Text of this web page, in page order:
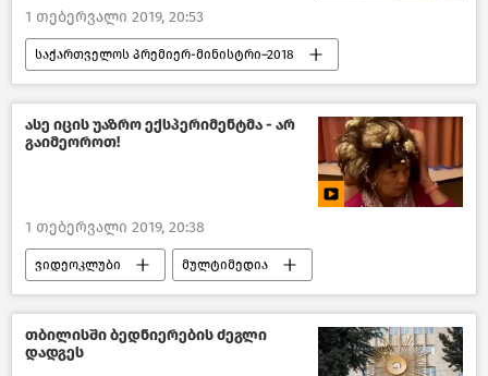
1 თებერვალი 2019, 20:53
საქართველოს პრემიერ-მინისტრი–2018
პოლიტიკა
საქართველო კორუფციის წინააღმდეგ
საქართველო
ასე იცის უაზრო ექსპერიმენტმა - არ
გაიმეოროთ!
1 თებერვალი 2019, 20:38
ვიდეოკლუბი მულტიმედია
თბილისში ბედნიერების ძეგლი
დადგეს